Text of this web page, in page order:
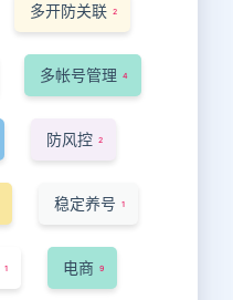
多开防关联 2
多帐号管理 4
防风控 2
稳定养号 1
1 电商 9